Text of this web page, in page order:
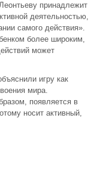
принадлежит
деятельностью,
самого действия».
более широким,
может
игру как
мира.
появляется в
носит активный,